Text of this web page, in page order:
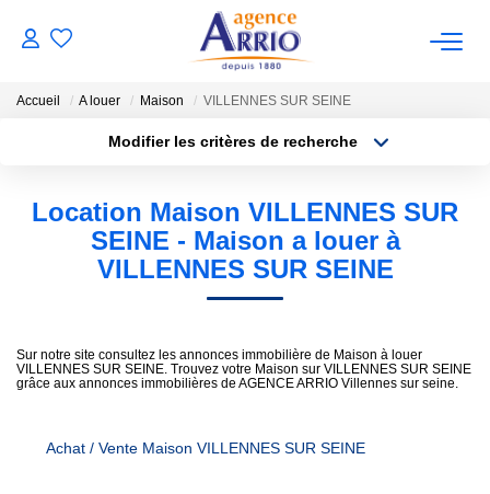
VENTES
BIENS VENDUS
LOCATIONS
Accueil A louer Maison VILLENNES SUR SEINE
Modifier les critères de recherche
Sélectionnez...
Type de bien
Surface min
Location Maison VILLENNES SUR
SEINE - Maison a louer à
VILLENNES SUR SEINE
Sur notre site consultez les annonces immobilière de Maison à louer
VILLENNES SUR SEINE. Trouvez votre Maison sur VILLENNES SUR SEINE
grâce aux annonces immobilières de AGENCE ARRIO Villennes sur seine.
Achat / Vente Maison VILLENNES SUR SEINE